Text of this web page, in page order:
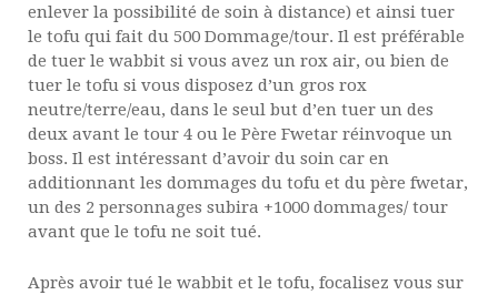
enlever la possibilité de soin à distance) et ainsi tuer
le tofu qui fait du 500 Dommage/tour. Il est préférable
de tuer le wabbit si vous avez un rox air, ou bien de
tuer le tofu si vous disposez d’un gros rox
neutre/terre/eau, dans le seul but d’en tuer un des
deux avant le tour 4 ou le Père Fwetar réinvoque un
boss. Il est intéressant d’avoir du soin car en
additionnant les dommages du tofu et du père fwetar,
un des 2 personnages subira +1000 dommages/ tour
avant que le tofu ne soit tué.
Après avoir tué le wabbit et le tofu, focalisez vous sur